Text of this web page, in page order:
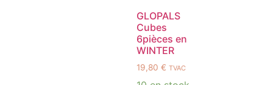
GLOPALS
Cubes
6pièces en
WINTER
19,80 € TVAC